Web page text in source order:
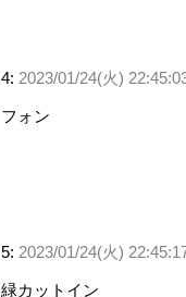
4: 2023/01/24(火)
フォン
5: 2023/01/24(火)
緑カットイン